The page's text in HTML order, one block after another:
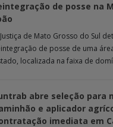
de posse na
de Mato Grosso do Sul
de posse de uma
localizada na faixa de
abre seleção para
e aplicador
imediata em